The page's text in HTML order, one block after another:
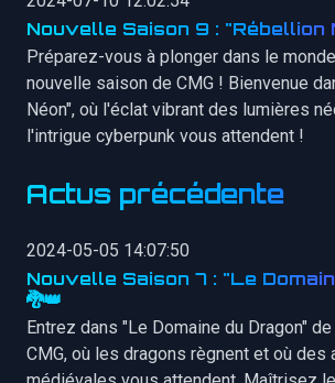
Nouvelle Saison 9 : "Rébellion
Préparez-vous à plonger dans le
nouvelle saison de CMG ! Bienvenue
Néon", où l'éclat vibrant des lumières
l'intrigue cyberpunk vous attendent !
Actus précédente
2024-05-05 14:07:50
Nouvelle Saison 7 : "Le
🐉👑
Entrez dans "Le Domaine du Dragon"
CMG, où les dragons règnent et où des